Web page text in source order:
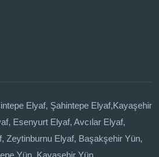
Elyaf, Şahintepe Elyaf,Kayaşehir
Esenyurt Elyaf, Avcılar Elyaf,
Zeytinburnu Elyaf, Başakşehir Yün,
Yün, Kayaşehir Yün,